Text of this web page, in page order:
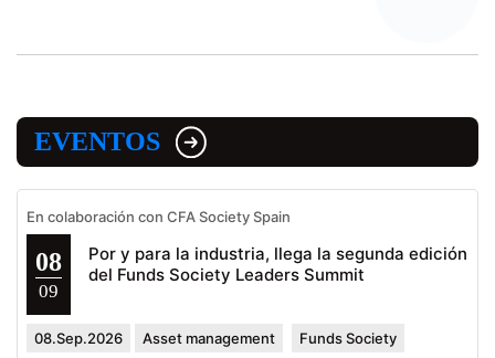
EVENTOS
En colaboración con CFA Society Spain
08
09
Por y para la industria, llega la segunda edición
del Funds Society Leaders Summit
08.Sep.2026 Asset management Funds Society